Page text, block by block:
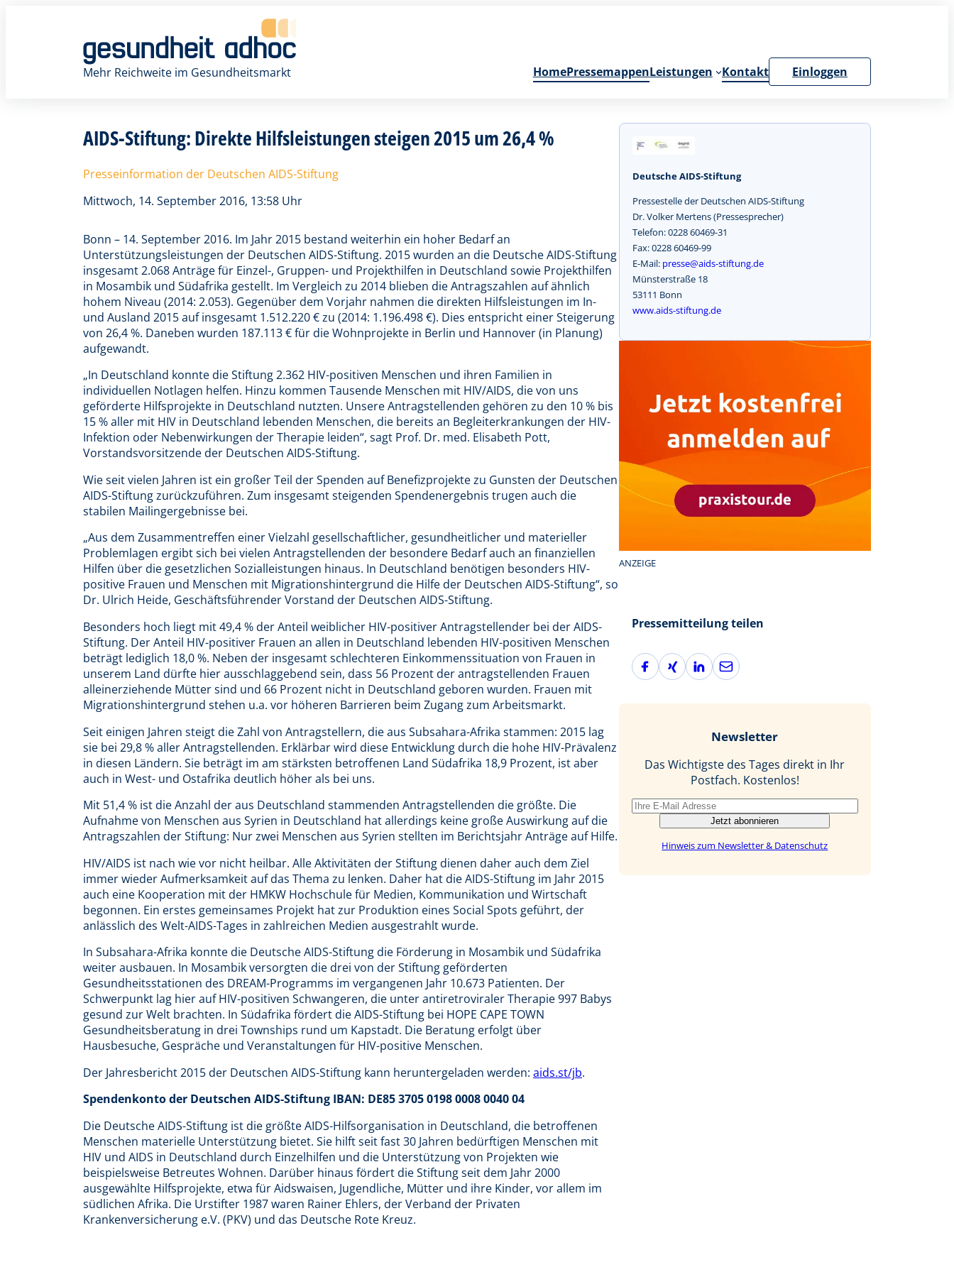
Mehr Reichweite im Gesundheitsmarkt
HomePressemappenLeistungen Kontakt Einloggen
AIDS-Stiftung: Direkte Hilfsleistungen steigen 2015 um 26,4 %
Presseinformation der Deutschen AIDS-Stiftung
Mittwoch, 14. September 2016, 13:58 Uhr
Bonn – 14. September 2016. Im Jahr 2015 bestand weiterhin ein hoher Bedarf an
Unterstützungsleistungen der Deutschen AIDS-Stiftung. 2015 wurden an die Deutsche AIDS-Stiftung
insgesamt 2.068 Anträge für Einzel-, Gruppen- und Projekthilfen in Deutschland sowie Projekthilfen
in Mosambik und Südafrika gestellt. Im Vergleich zu 2014 blieben die Antragszahlen auf ähnlich
hohem Niveau (2014: 2.053). Gegenüber dem Vorjahr nahmen die direkten Hilfsleistungen im In-
und Ausland 2015 auf insgesamt 1.512.220 € zu (2014: 1.196.498 €). Dies entspricht einer Steigerung
von 26,4 %. Daneben wurden 187.113 € für die Wohnprojekte in Berlin und Hannover (in Planung)
aufgewandt.
„In Deutschland konnte die Stiftung 2.362 HIV-positiven Menschen und ihren Familien in
individuellen Notlagen helfen. Hinzu kommen Tausende Menschen mit HIV/AIDS, die von uns
geförderte Hilfsprojekte in Deutschland nutzten. Unsere Antragstellenden gehören zu den 10 % bis
15 % aller mit HIV in Deutschland lebenden Menschen, die bereits an Begleiterkrankungen der HIV-
Infektion oder Nebenwirkungen der Therapie leiden“, sagt Prof. Dr. med. Elisabeth Pott,
Vorstandsvorsitzende der Deutschen AIDS-Stiftung.
Wie seit vielen Jahren ist ein großer Teil der Spenden auf Benefizprojekte zu Gunsten der Deutschen
AIDS-Stiftung zurückzuführen. Zum insgesamt steigenden Spendenergebnis trugen auch die
stabilen Mailingergebnisse bei.
„Aus dem Zusammentreffen einer Vielzahl gesellschaftlicher, gesundheitlicher und materieller
Problemlagen ergibt sich bei vielen Antragstellenden der besondere Bedarf auch an finanziellen
Hilfen über die gesetzlichen Sozialleistungen hinaus. In Deutschland benötigen besonders HIV-
positive Frauen und Menschen mit Migrationshintergrund die Hilfe der Deutschen AIDS-Stiftung“, so
Dr. Ulrich Heide, Geschäftsführender Vorstand der Deutschen AIDS-Stiftung.
Besonders hoch liegt mit 49,4 % der Anteil weiblicher HIV-positiver Antragstellender bei der AIDS-
Stiftung. Der Anteil HIV-positiver Frauen an allen in Deutschland lebenden HIV-positiven Menschen
beträgt lediglich 18,0 %. Neben der insgesamt schlechteren Einkommenssituation von Frauen in
unserem Land dürfte hier ausschlaggebend sein, dass 56 Prozent der antragstellenden Frauen
alleinerziehende Mütter sind und 66 Prozent nicht in Deutschland geboren wurden. Frauen mit
Migrationshintergrund stehen u.a. vor höheren Barrieren beim Zugang zum Arbeitsmarkt.
Seit einigen Jahren steigt die Zahl von Antragstellern, die aus Subsahara-Afrika stammen: 2015 lag
sie bei 29,8 % aller Antragstellenden. Erklärbar wird diese Entwicklung durch die hohe HIV-Prävalenz
in diesen Ländern. Sie beträgt im am stärksten betroffenen Land Südafrika 18,9 Prozent, ist aber
auch in West- und Ostafrika deutlich höher als bei uns.
Mit 51,4 % ist die Anzahl der aus Deutschland stammenden Antragstellenden die größte. Die
Aufnahme von Menschen aus Syrien in Deutschland hat allerdings keine große Auswirkung auf die
Antragszahlen der Stiftung: Nur zwei Menschen aus Syrien stellten im Berichtsjahr Anträge auf Hilfe.
HIV/AIDS ist nach wie vor nicht heilbar. Alle Aktivitäten der Stiftung dienen daher auch dem Ziel
immer wieder Aufmerksamkeit auf das Thema zu lenken. Daher hat die AIDS-Stiftung im Jahr 2015
auch eine Kooperation mit der HMKW Hochschule für Medien, Kommunikation und Wirtschaft
begonnen. Ein erstes gemeinsames Projekt hat zur Produktion eines Social Spots geführt, der
anlässlich des Welt-AIDS-Tages in zahlreichen Medien ausgestrahlt wurde.
In Subsahara-Afrika konnte die Deutsche AIDS-Stiftung die Förderung in Mosambik und Südafrika
weiter ausbauen. In Mosambik versorgten die drei von der Stiftung geförderten
Gesundheitsstationen des DREAM-Programms im vergangenen Jahr 10.673 Patienten. Der
Schwerpunkt lag hier auf HIV-positiven Schwangeren, die unter antiretroviraler Therapie 997 Babys
gesund zur Welt brachten. In Südafrika fördert die AIDS-Stiftung bei HOPE CAPE TOWN
Gesundheitsberatung in drei Townships rund um Kapstadt. Die Beratung erfolgt über
Hausbesuche, Gespräche und Veranstaltungen für HIV-positive Menschen.
Der Jahresbericht 2015 der Deutschen AIDS-Stiftung kann heruntergeladen werden: aids.st/jb.
Spendenkonto der Deutschen AIDS-Stiftung IBAN: DE85 3705 0198 0008 0040 04
Die Deutsche AIDS-Stiftung ist die größte AIDS-Hilfsorganisation in Deutschland, die betroffenen
Menschen materielle Unterstützung bietet. Sie hilft seit fast 30 Jahren bedürftigen Menschen mit
HIV und AIDS in Deutschland durch Einzelhilfen und die Unterstützung von Projekten wie
beispielsweise Betreutes Wohnen. Darüber hinaus fördert die Stiftung seit dem Jahr 2000
ausgewählte Hilfsprojekte, etwa für Aidswaisen, Jugendliche, Mütter und ihre Kinder, vor allem im
südlichen Afrika. Die Urstifter 1987 waren Rainer Ehlers, der Verband der Privaten
Krankenversicherung e.V. (PKV) und das Deutsche Rote Kreuz.
Deutsche AIDS-Stiftung
Pressestelle der Deutschen AIDS-Stiftung
Dr. Volker Mertens (Pressesprecher)
Telefon: 0228 60469-31
Fax: 0228 60469-99
E-Mail: presse@aids-stiftung.de
Münsterstraße 18
53111 Bonn
www.aids-stiftung.de
ANZEIGE
Pressemitteilung teilen
F
a
X
i
L
i
n
E
-
l
Newsletter
Das Wichtigste des Tages direkt in Ihr
Postfach. Kostenlos!
Jetzt abonnieren
Hinweis zum Newsletter & Datenschutz